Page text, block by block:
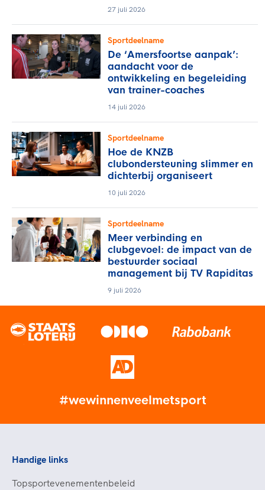
27 juli 2026
Sportdeelname
De ‘Amersfoortse aanpak’:
aandacht voor de
ontwikkeling en begeleiding
van trainer-coaches
14 juli 2026
Sportdeelname
Hoe de KNZB
clubondersteuning slimmer en
dichterbij organiseert
10 juli 2026
Sportdeelname
Meer verbinding en
clubgevoel: de impact van de
bestuurder sociaal
management bij TV Rapiditas
9 juli 2026
#wewinnenveelmetsport
Handige links
Topsportevenementenbeleid